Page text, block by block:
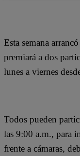
Esta semana
premiará a dos
lunes a viernes
Todos pueden
las 9:00 a.m., para
frente a cámaras,